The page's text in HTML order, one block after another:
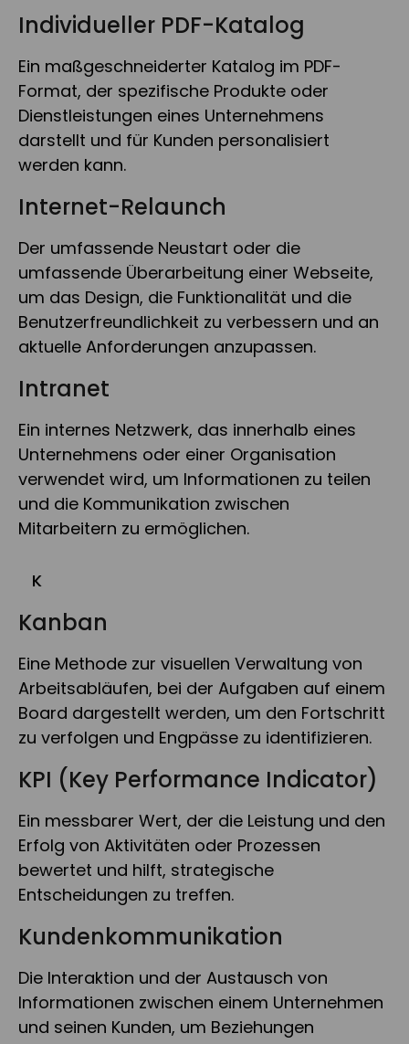
Individueller PDF-Katalog
Ein maßgeschneiderter Katalog im PDF-
Format, der spezifische Produkte oder
Dienstleistungen eines Unternehmens
darstellt und für Kunden personalisiert
werden kann.
Internet-Relaunch
Der umfassende Neustart oder die
umfassende Überarbeitung einer Webseite,
um das Design, die Funktionalität und die
Benutzerfreundlichkeit zu verbessern und an
aktuelle Anforderungen anzupassen.
Intranet
Ein internes Netzwerk, das innerhalb eines
Unternehmens oder einer Organisation
verwendet wird, um Informationen zu teilen
und die Kommunikation zwischen
Mitarbeitern zu ermöglichen.
K
Kanban
Eine Methode zur visuellen Verwaltung von
Arbeitsabläufen, bei der Aufgaben auf einem
Board dargestellt werden, um den Fortschritt
zu verfolgen und Engpässe zu identifizieren.
KPI (Key Performance Indicator)
Ein messbarer Wert, der die Leistung und den
Erfolg von Aktivitäten oder Prozessen
bewertet und hilft, strategische
Entscheidungen zu treffen.
Kundenkommunikation
Die Interaktion und der Austausch von
Informationen zwischen einem Unternehmen
und seinen Kunden, um Beziehungen